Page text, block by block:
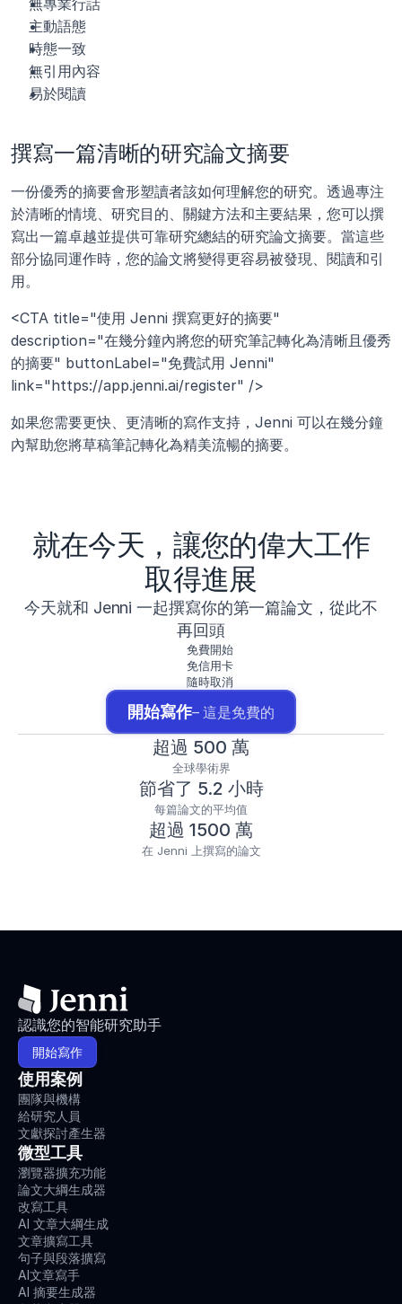
無專業行話
主動語態
時態一致
無引用內容
易於閱讀
撰寫一篇清晰的研究論文摘要
一份優秀的摘要會形塑讀者該如何理解您的研究。透過專注
於清晰的情境、研究目的、關鍵方法和主要結果，您可以撰
寫出一篇卓越並提供可靠研究總結的研究論文摘要。當這些
部分協同運作時，您的論文將變得更容易被發現、閱讀和引
用。
<CTA title="使用 Jenni 撰寫更好的摘要"
description="在幾分鐘內將您的研究筆記轉化為清晰且優秀
的摘要" buttonLabel="免費試用 Jenni"
link="https://app.jenni.ai/register" />
如果您需要更快、更清晰的寫作支持，Jenni 可以在幾分鐘
內幫助您將草稿筆記轉化為精美流暢的摘要。
就在今天，讓您的偉大工作
取得進展
今天就和 Jenni 一起撰寫你的第一篇論文，從此不
再回頭
免費開始
免信用卡
隨時取消
開始寫作– 這是免費的
超過 500 萬
全球學術界
節省了 5.2 小時
每篇論文的平均值
超過 1500 萬
在 Jenni 上撰寫的論文
認識您的智能研究助手
開始寫作
使用案例
團隊與機構
給研究人員
文獻探討產生器
微型工具
瀏覽器擴充功能
論文大綱生成器
改寫工具
AI 文章大綱生成
文章擴寫工具
句子與段落擴寫
AI文章寫手
AI 摘要生成器